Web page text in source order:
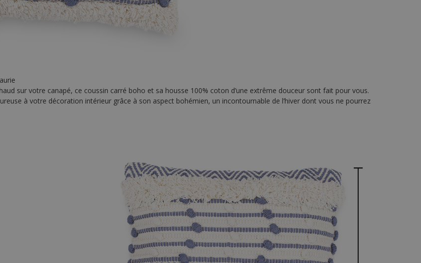
sur votre canapé, ce coussin carré boho et sa housse 100% coton d’une extrême douceur sont fait pour vous.
à votre décoration intérieur grâce à son aspect bohémien, un incontournable de l’hiver dont vous ne pourrez